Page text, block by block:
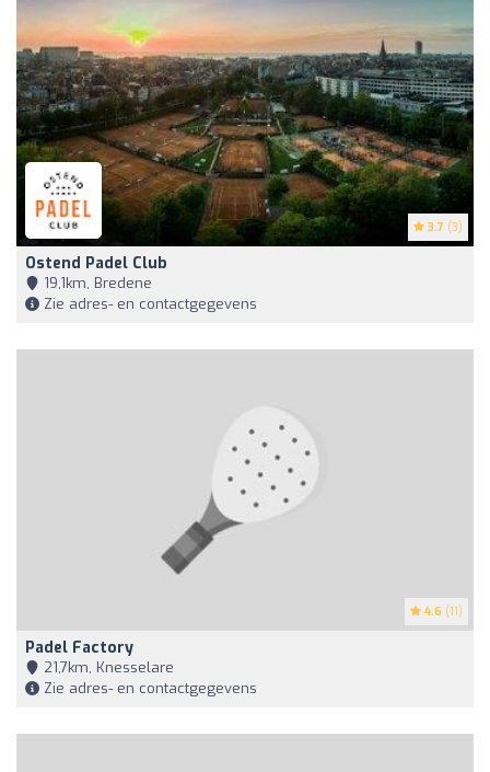
3.7 (3)
Ostend Padel Club
19,1km, Bredene
Zie adres- en contactgegevens
4.6 (11)
Padel Factory
21,7km, Knesselare
Zie adres- en contactgegevens